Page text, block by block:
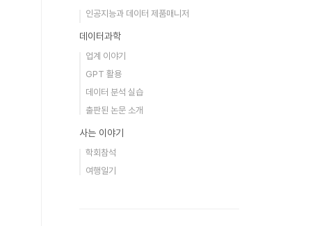
인공지능과 데이터 제품매니저
데이터과학
업계 이야기
GPT 활용
데이터 분석 실습
출판된 논문 소개
사는 이야기
학회참석
여행일기